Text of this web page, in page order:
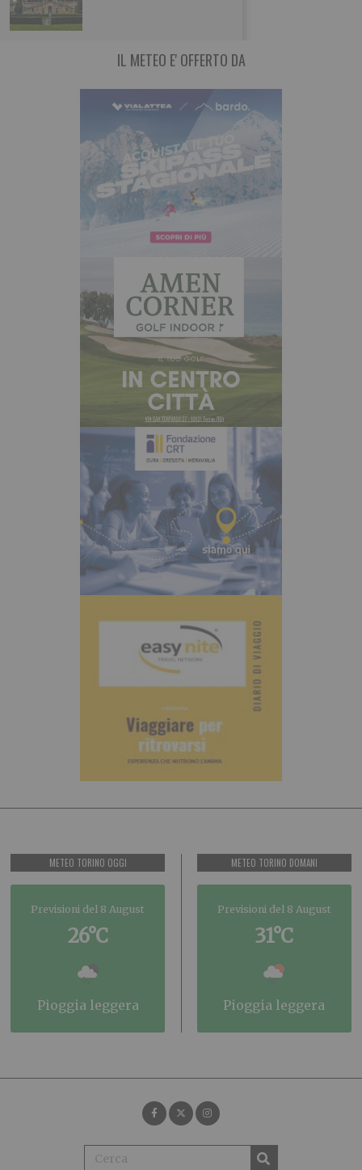
IL METEO E' OFFERTO DA
METEO TORINO OGGI
Previsioni del 8 August
26°C
pioggia leggera
METEO TORINO DOMANI
Previsioni del 8 August
31°C
pioggia leggera